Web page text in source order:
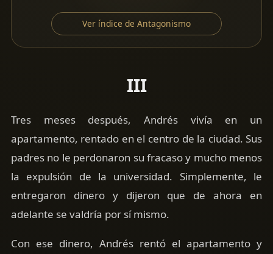
Ver índice de Antagonismo
III
Tres meses después, Andrés vivía en un
apartamento, rentado en el centro de la ciudad. Sus
padres no le perdonaron su fracaso y mucho menos
la expulsión de la universidad. Simplemente, le
entregaron dinero y dijeron que de ahora en
adelante se valdría por sí mismo.
Con ese dinero, Andrés rentó el apartamento y